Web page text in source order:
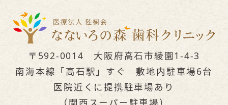
〒592-0014 大阪府高石市綾園1-4-3
南海本線「高石駅」すぐ 敷地内駐車場6台
医院近くに提携駐車場あり
（関西スーパー駐車場）